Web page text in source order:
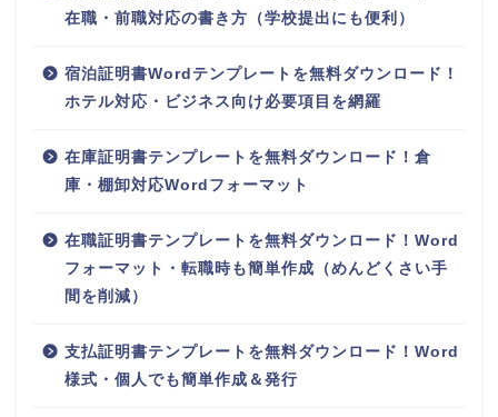
在職・前職対応の書き方（学校提出にも便利）
宿泊証明書Wordテンプレートを無料ダウンロード！
ホテル対応・ビジネス向け必要項目を網羅
在庫証明書テンプレートを無料ダウンロード！倉
庫・棚卸対応Wordフォーマット
在職証明書テンプレートを無料ダウンロード！Word
フォーマット・転職時も簡単作成（めんどくさい手
間を削減）
支払証明書テンプレートを無料ダウンロード！Word
様式・個人でも簡単作成＆発行